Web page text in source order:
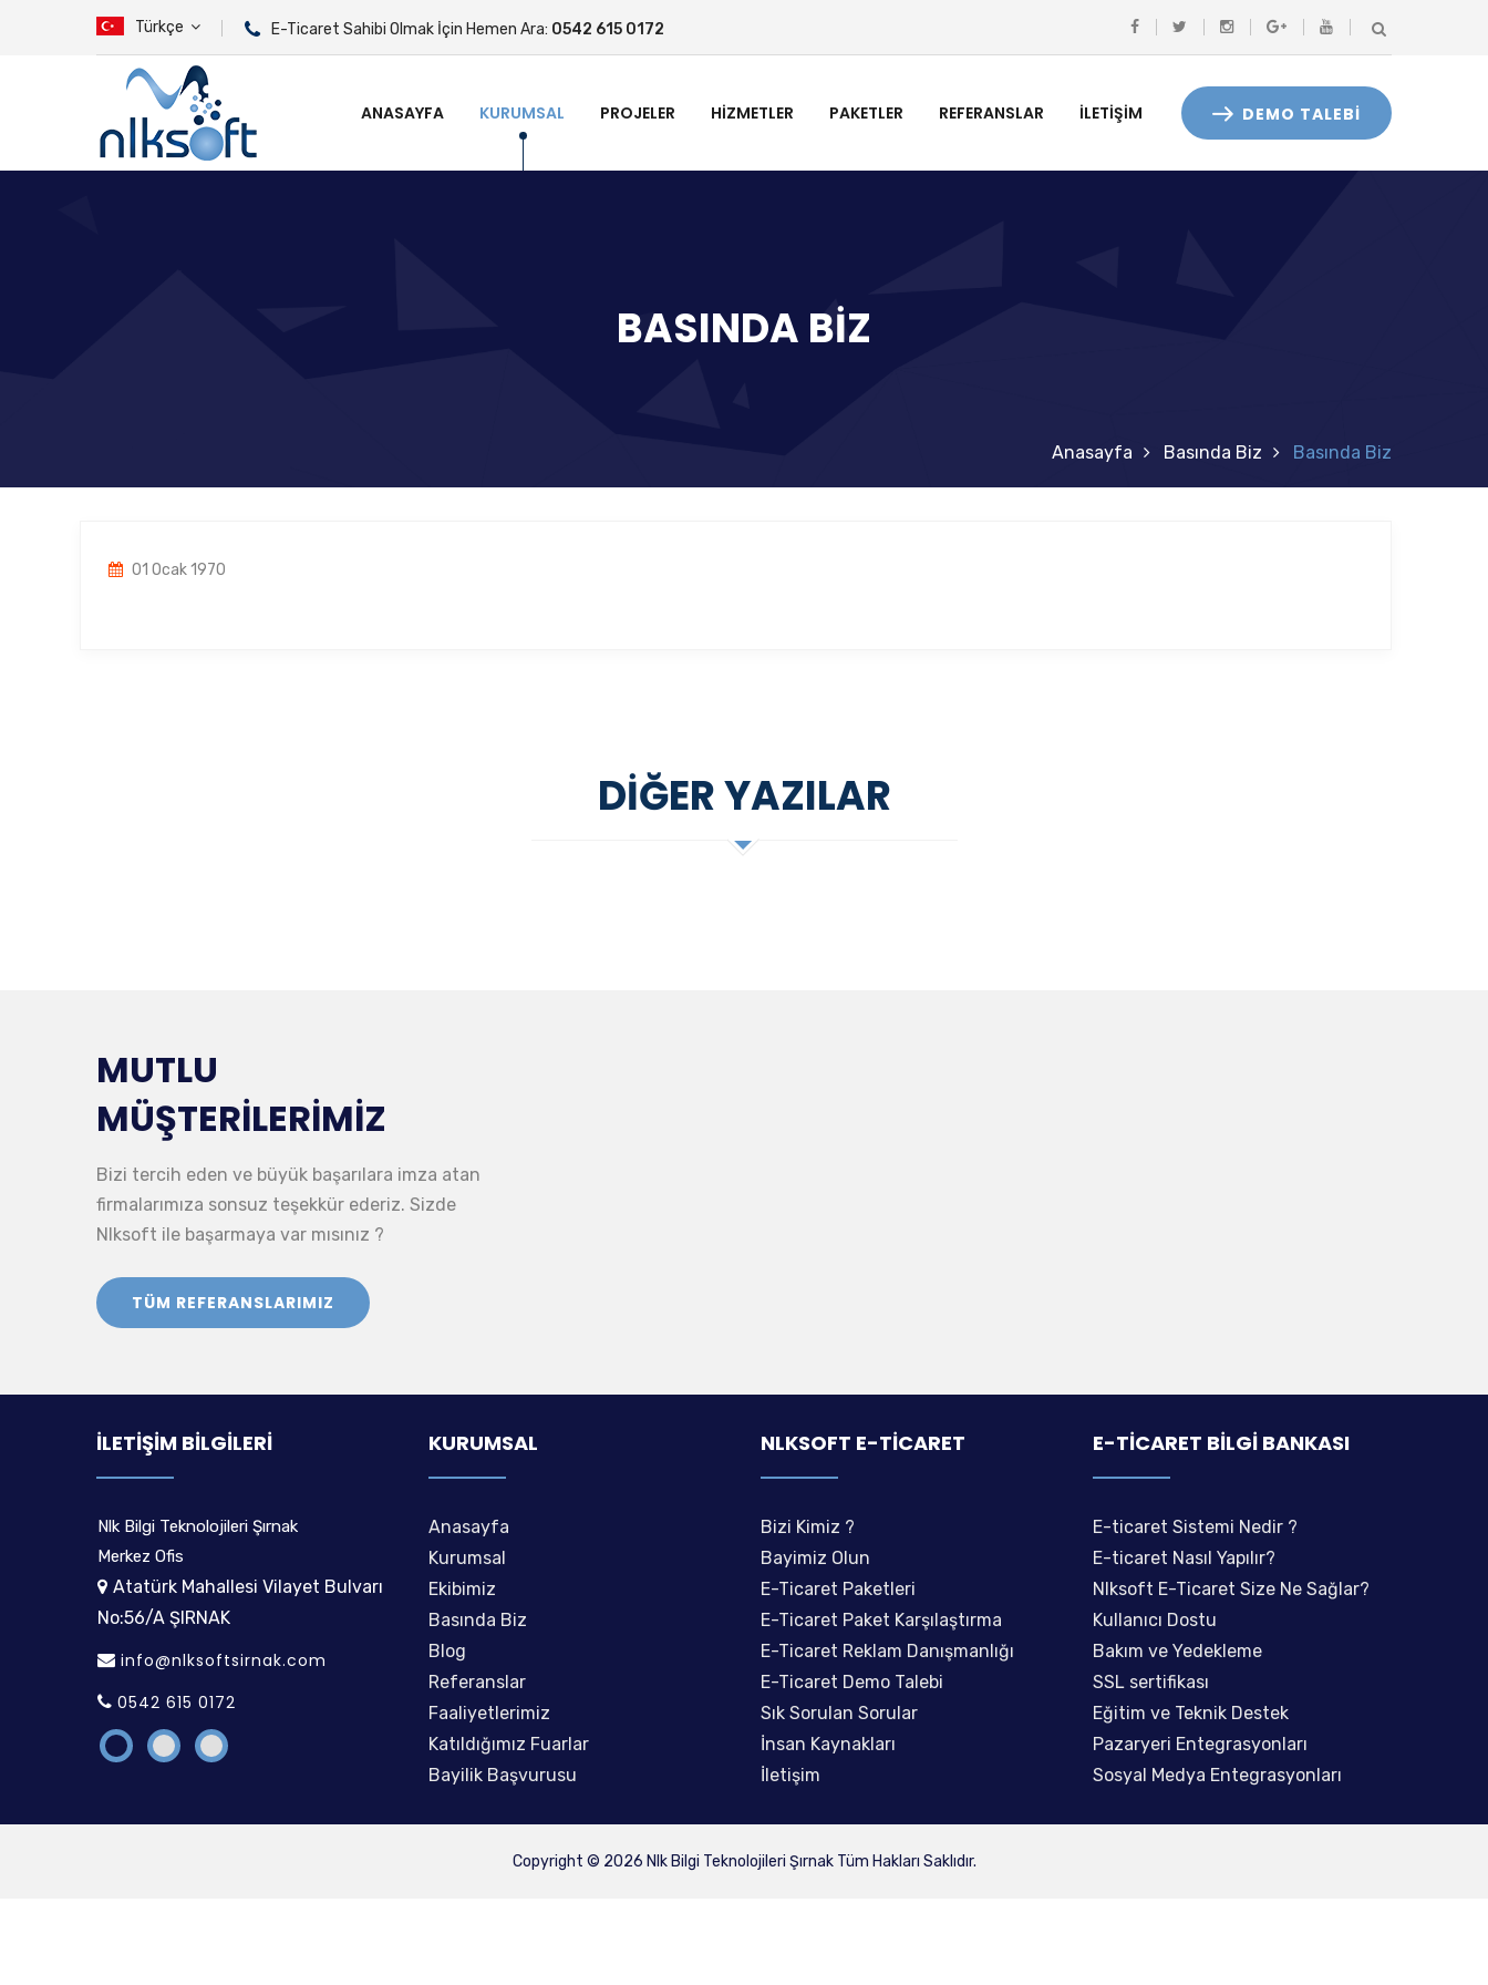
Türkçe E-Ticaret Sahibi Olmak İçin Hemen Ara: 0542 615 0172
ANASAYFA KURUMSAL PROJELER HIZMETLER PAKETLER REFERANSLAR İLETIŞIM DEMO TALEBİ
BASINDA BIZ
Anasayfa Basında Biz Basında Biz
01 Ocak 1970
DIĞER YAZILAR
MUTLU
MÜŞTERILERIMIZ
Bizi tercih eden ve büyük başarılara imza atan
firmalarımıza sonsuz teşekkür ederiz. Sizde
Nlksoft ile başarmaya var mısınız ?
TÜM REFERANSLARIMIZ
İLETIŞIM BILGILERI
Nlk Bilgi Teknolojileri Şırnak
Merkez Ofis
Atatürk Mahallesi Vilayet Bulvarı
No:56/A ŞIRNAK
info@nlksoftsirnak.com
0542 615 0172
Nlk Bilgi Teknolojileri Şırnak
Merkez Ofis
Atatürk Mahallesi Vilayet Bulvarı
No:56/A ŞIRNAK
info@nlksoftsirnak.com
0542 615 0172
Nlk Bilgi Teknolojileri Şırnak
Merkez Ofis
Atatürk Mahallesi Vilayet Bulvarı
No:56/A ŞIRNAK
info@nlksoftsirnak.com
0542 615 0172
Nlk Bilgi Teknolojileri Şırnak
Atatürk Mahallesi Vilayet Bulvarı
No:56/A ŞIRNAK
info@nlksoftsirnak.com
0542 615 0172
Nlk Bilgi Teknolojileri
Atatürk Mahallesi
KURUMSAL
Anasayfa
Kurumsal
Ekibimiz
Basında Biz
Blog
Referanslar
Faaliyetlerimiz
Katıldığımız Fuarlar
Bayilik Başvurusu
NLKSOFT E-TICARET
Bizi Kimiz ?
Bayimiz Olun
E-Ticaret Paketleri
E-Ticaret Paket Karşılaştırma
E-Ticaret Reklam Danışmanlığı
E-Ticaret Demo Talebi
Sık Sorulan Sorular
İnsan Kaynakları
İletişim
E-TICARET BILGI BANKASI
E-ticaret Sistemi Nedir ?
E-ticaret Nasıl Yapılır?
Nlksoft E-Ticaret Size Ne Sağlar?
Kullanıcı Dostu
Bakım ve Yedekleme
SSL sertifikası
Eğitim ve Teknik Destek
Pazaryeri Entegrasyonları
Sosyal Medya Entegrasyonları
Copyright © 2026 Nlk Bilgi Teknolojileri Şırnak Tüm Hakları Saklıdır.